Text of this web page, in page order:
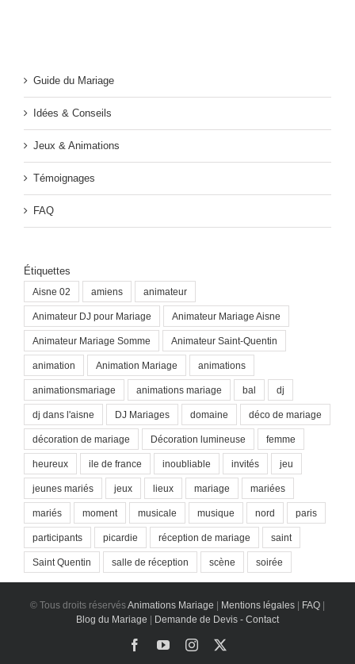
Guide du Mariage
Idées & Conseils
Jeux & Animations
Témoignages
FAQ
Étiquettes
Aisne 02 amiens animateur
Animateur DJ pour Mariage Animateur Mariage Aisne
Animateur Mariage Somme Animateur Saint-Quentin
animation Animation Mariage animations
animationsmariage animations mariage bal dj
dj dans l'aisne DJ Mariages domaine déco de mariage
décoration de mariage Décoration lumineuse femme
heureux ile de france inoubliable invités jeu
jeunes mariés jeux lieux mariage mariées
mariés moment musicale musique nord paris
participants picardie réception de mariage saint
Saint Quentin salle de réception scène soirée
© Tous droits réservésAnimations Mariage Mentions légales FAQ
Blog du Mariage
Demande de Devis - Contact
FacebookYouTubeInstagram